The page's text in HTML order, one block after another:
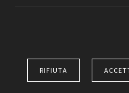
RIFIUTA